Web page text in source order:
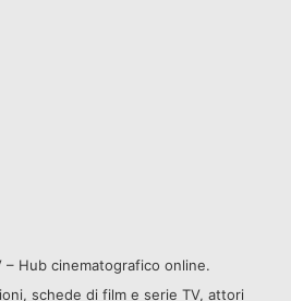
– Hub cinematografico online.
schede di film e serie TV, attori